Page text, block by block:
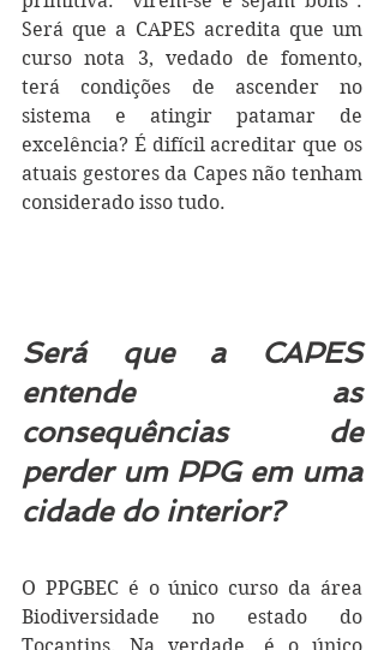
Será que a CAPES acredita que um
curso nota 3, vedado de fomento,
terá condições de ascender no
sistema e atingir patamar de
excelência? É difícil acreditar que os
atuais gestores da Capes não tenham
considerado isso tudo.
Será que a CAPES
entende as
consequências de
perder um PPG em uma
cidade do interior?
O PPGBEC é o único curso da área
Biodiversidade no estado do